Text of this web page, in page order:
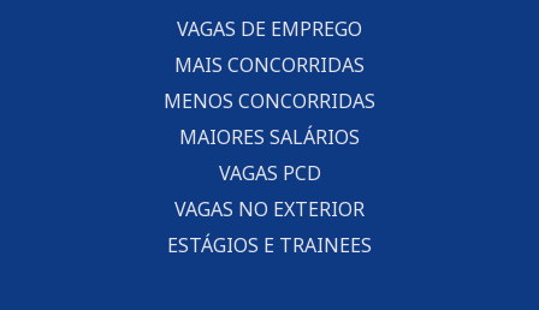
VAGAS DE EMPREGO
MAIS CONCORRIDAS
MENOS CONCORRIDAS
MAIORES SALÁRIOS
VAGAS PCD
VAGAS NO EXTERIOR
ESTÁGIOS E TRAINEES